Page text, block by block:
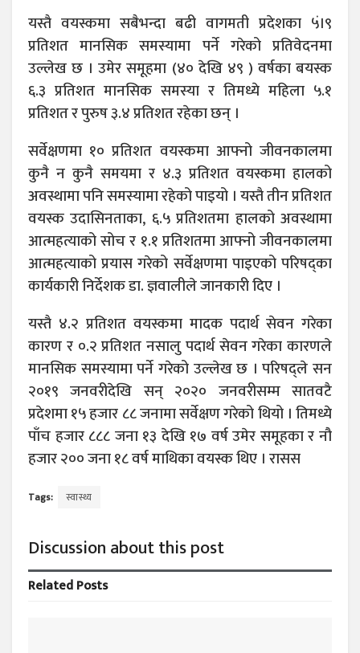
यस्तै वयस्कमा सबैभन्दा बढी वागमती प्रदेशका ५ं।९
प्रतिशत मानसिक समस्यामा पर्ने गरेको प्रतिवेदनमा
उल्लेख छ । उमेर समूहमा (४० देखि ४९ ) वर्षका बयस्क
६.३ प्रतिशत मानसिक समस्या र तिमध्ये महिला ५.१
प्रतिशत र पुरुष ३.४ प्रतिशत रहेका छन् ।
सर्वेक्षणमा १० प्रतिशत वयस्कमा आफ्नो जीवनकालमा
कुनै न कुनै समयमा र ४.३ प्रतिशत वयस्कमा हालको
अवस्थामा पनि समस्यामा रहेको पाइयो । यस्तै तीन प्रतिशत
वयस्क उदासिनताका, ६.५ प्रतिशतमा हालको अवस्थामा
आत्महत्याको सोच र १.१ प्रतिशतमा आफ्नो जीवनकालमा
आत्महत्याको प्रयास गरेको सर्वेक्षणमा पाइएको परिषद्का
कार्यकारी निर्देशक डा. ज्ञवालीले जानकारी दिए ।
यस्तै ४.२ प्रतिशत वयस्कमा मादक पदार्थ सेवन गरेका
कारण र ०.२ प्रतिशत नसालु पदार्थ सेवन गरेका कारणले
मानसिक समस्यामा पर्ने गरेको उल्लेख छ । परिषद्ले सन
२०१९ जनवरीदेखि सन् २०२० जनवरीसम्म सातवटै
प्रदेशमा १५ हजार ८८ जनामा सर्वेक्षण गरेको थियो । तिमध्ये
पाँच हजार ८८८ जना १३ देखि १७ वर्ष उमेर समूहका र नौ
हजार २०० जना १८ वर्ष माथिका वयस्क थिए । रासस
Tags: स्वास्थ्य
Discussion about this post
RelatedPosts